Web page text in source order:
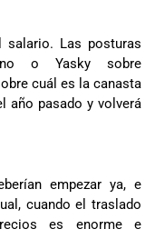
Las posturas
o Yasky sobre
cuál es la canasta
año pasado y volverá
empezar ya, e
cuando el traslado
es enorme e